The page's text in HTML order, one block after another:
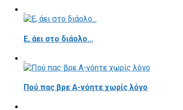
E, άει στο διάολο...
Πού πας βρε Α-νόητε χωρίς λόγο